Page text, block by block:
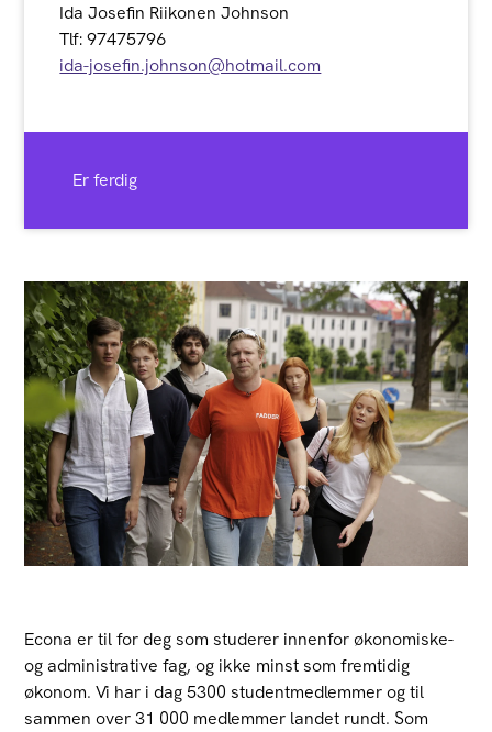
Ida Josefin Riikonen Johnson
Tlf: 97475796
ida-josefin.johnson@hotmail.com
Er ferdig
Econa er til for deg som studerer innenfor økonomiske-
og administrative fag, og ikke minst som fremtidig
økonom. Vi har i dag 5300 studentmedlemmer og til
sammen over 31 000 medlemmer landet rundt. Som